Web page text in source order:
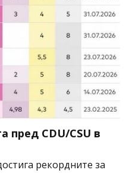
пред CDU/CSU в
рекордните за